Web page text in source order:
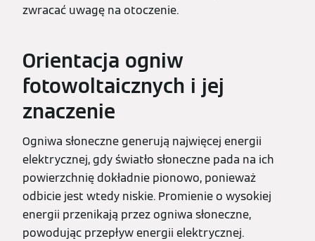
zwracać uwagę na otoczenie.
Orientacja ogniw
fotowoltaicznych i jej
znaczenie
Ogniwa słoneczne generują najwięcej energii
elektrycznej, gdy światło słoneczne pada na ich
powierzchnię dokładnie pionowo, ponieważ
odbicie jest wtedy niskie. Promienie o wysokiej
energii przenikają przez ogniwa słoneczne,
powodując przepływ energii elektrycznej.